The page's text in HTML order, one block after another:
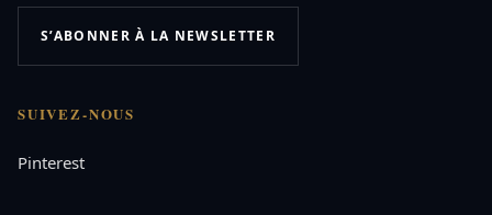
S’ABONNER À LA NEWSLETTER
SUIVEZ-NOUS
Pinterest